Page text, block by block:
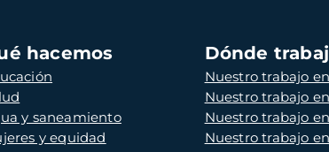
hacemos
y saneamiento
y equidad
Dónde
Nuestro trabajo
Nuestro trabajo
Nuestro trabajo
Nuestro trabajo